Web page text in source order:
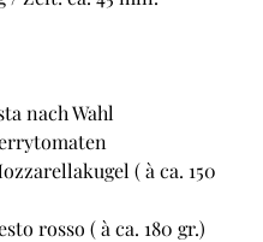
nach Wahl
( à ca. 150
rosso ( à ca. 180 gr.)